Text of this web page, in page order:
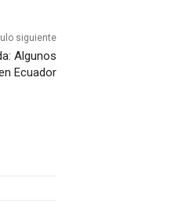
siguiente
Algunos
Ecuador